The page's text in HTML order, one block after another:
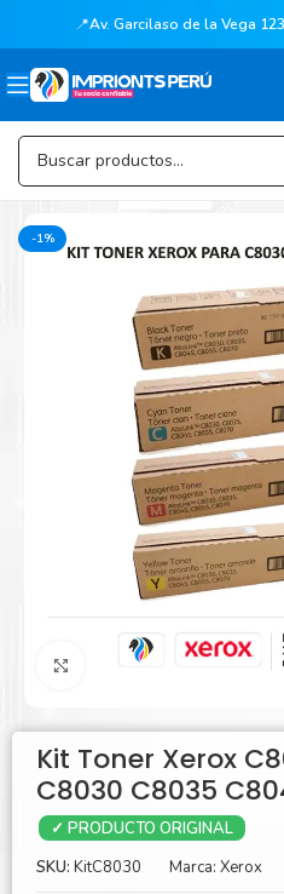
📍Av. Garcilaso de la Vega
-1%
Agrandar
Kit Toner Xerox
C8030 C8035
✓ PRODUCTO ORIGINAL
SKU: KitC8030 Marca: Xerox